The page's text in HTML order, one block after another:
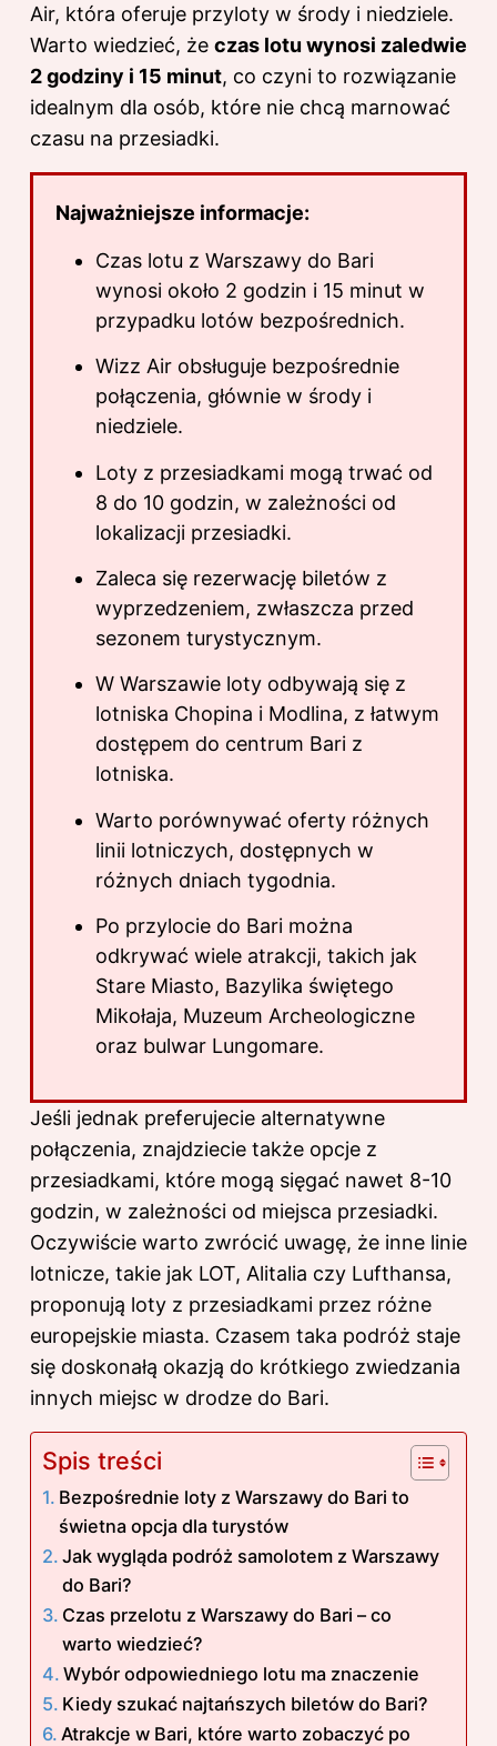
Air, która oferuje przyloty w środy i niedziele.
Warto wiedzieć, że czas lotu wynosi zaledwie
2 godziny i 15 minut, co czyni to rozwiązanie
idealnym dla osób, które nie chcą marnować
czasu na przesiadki.
Najważniejsze informacje:
Czas lotu z Warszawy do Bari
wynosi około 2 godzin i 15 minut w
przypadku lotów bezpośrednich.
Wizz Air obsługuje bezpośrednie
połączenia, głównie w środy i
niedziele.
Loty z przesiadkami mogą trwać od
8 do 10 godzin, w zależności od
lokalizacji przesiadki.
Zaleca się rezerwację biletów z
wyprzedzeniem, zwłaszcza przed
sezonem turystycznym.
W Warszawie loty odbywają się z
lotniska Chopina i Modlina, z łatwym
dostępem do centrum Bari z
lotniska.
Warto porównywać oferty różnych
linii lotniczych, dostępnych w
różnych dniach tygodnia.
Po przylocie do Bari można
odkrywać wiele atrakcji, takich jak
Stare Miasto, Bazylika świętego
Mikołaja, Muzeum Archeologiczne
oraz bulwar Lungomare.
Jeśli jednak preferujecie alternatywne
połączenia, znajdziecie także opcje z
przesiadkami, które mogą sięgać nawet 8-10
godzin, w zależności od miejsca przesiadki.
Oczywiście warto zwrócić uwagę, że inne linie
lotnicze, takie jak LOT, Alitalia czy Lufthansa,
proponują loty z przesiadkami przez różne
europejskie miasta. Czasem taka podróż staje
się doskonałą okazją do krótkiego zwiedzania
innych miejsc w drodze do Bari.
Spis treści
Bezpośrednie loty z Warszawy do Bari to
świetna opcja dla turystów
Jak wygląda podróż samolotem z Warszawy
do Bari?
Czas przelotu z Warszawy do Bari – co
warto wiedzieć?
Wybór odpowiedniego lotu ma znaczenie
Kiedy szukać najtańszych biletów do Bari?
Atrakcje w Bari, które warto zobaczyć po